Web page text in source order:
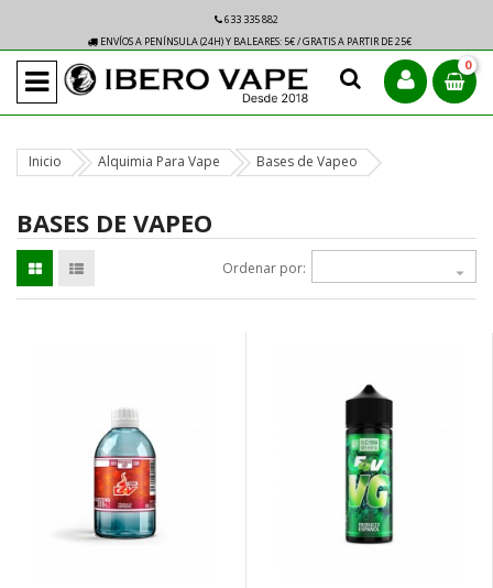
633 335 882
ENVÍOS A PENÍNSULA (24H) Y BALEARES: 5€ / GRATIS A PARTIR DE 25€
0
Inicio Alquimia Para Vape Bases de Vapeo
BASES DE VAPEO
Ordenar por: 